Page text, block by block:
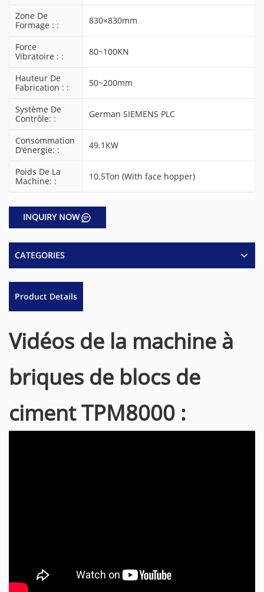
Zone De
Formage : :
830×830mm
Force
Vibratoire : :
80~100KN
Hauteur De
Fabrication : :
50~200mm
Système De
Contrôle: :
German SIEMENS PLC
Consommation
D'énergie: :
49.1KW
Poids De La
Machine: :
10.5Ton (With face hopper)
INQUIRY NOW
CATEGORIES
Product Details
Vidéos de la machine à
briques de blocs de
ciment TPM8000 :